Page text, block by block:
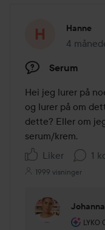
Hanne
4
Serum
Hei jeg lurer på
og lurer på om
dette? Eller om
serum/krem.
Liker
1
1999 visninger
Johanna
LYKO